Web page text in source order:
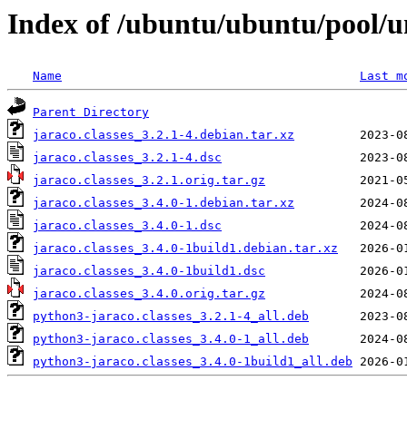
Index of /ubuntu/ubuntu/pool/
Name Last
Parent Directory
jaraco.classes_3.2.1-4.debian.tar.xz
jaraco.classes_3.2.1-4.dsc
jaraco.classes_3.2.1.orig.tar.gz
jaraco.classes_3.4.0-1.debian.tar.xz
jaraco.classes_3.4.0-1.dsc
jaraco.classes_3.4.0-1build1.debian.tar.xz
jaraco.classes_3.4.0-1build1.dsc
jaraco.classes_3.4.0.orig.tar.gz
python3-jaraco.classes_3.2.1-4_all.deb
python3-jaraco.classes_3.4.0-1_all.deb
python3-jaraco.classes_3.4.0-1build1_all.deb